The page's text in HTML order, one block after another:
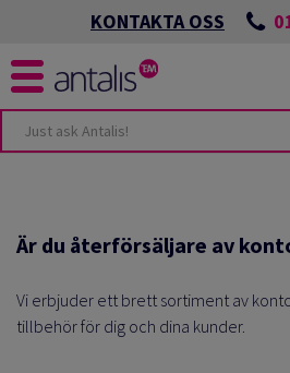
KONTAKTA OSS
Är du återförsäljare av
Vi erbjuder ett brett sortiment av
tillbehör för dig och dina kunder.